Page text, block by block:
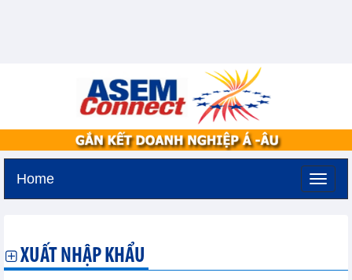
Home
XUẤT NHẬP KHẨU